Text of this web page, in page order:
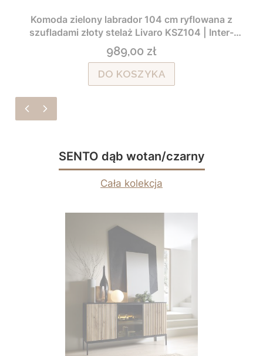
Komoda zielony labrador 104 cm ryflowana z
szufladami złoty stelaż Livaro KSZ104 | Inter-
Mebel
Cena
989,00 zł
DO KOSZYKA
SENTO dąb wotan/czarny
Cała kolekcja